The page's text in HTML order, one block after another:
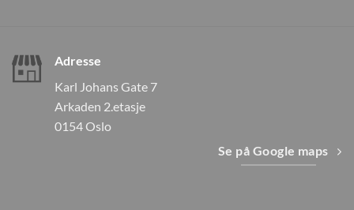
Adresse
Karl Johans Gate 7
Arkaden 2.etasje
0154 Oslo
Se på Google maps